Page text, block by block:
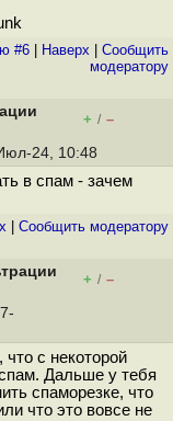
#6 Наверх
Cообщить
модератору
+ / –
24, 10:48
в спам - зачем
Cообщить модератору
+ / –
с некоторой
Дальше у тебя
спаморезке, что
что это вовсе не